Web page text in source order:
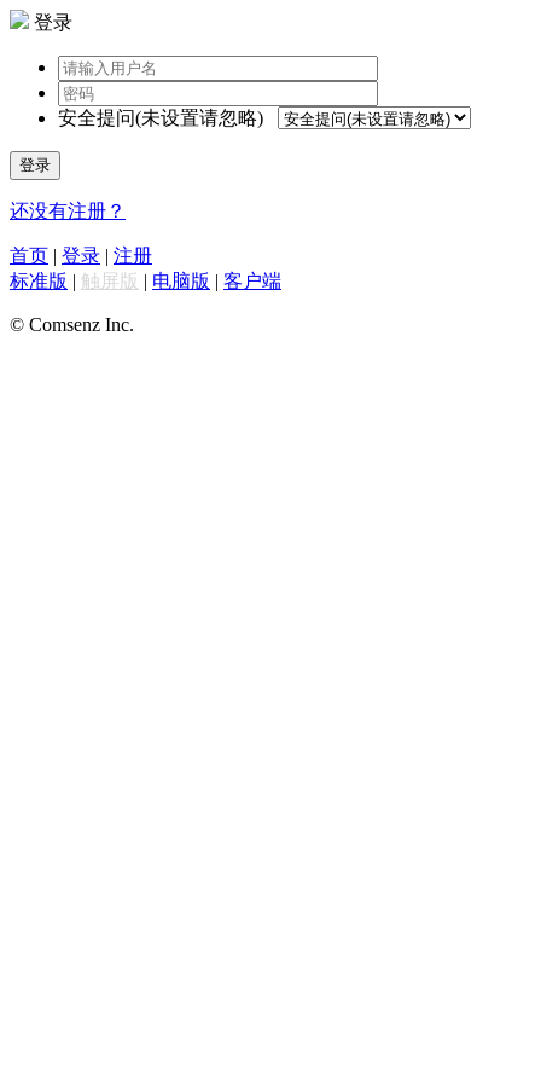
登录
安全提问(未设置请忽略)
登录
还没有注册？
首页 | 登录 | 注册
标准版 | 触屏版 | 电脑版 | 客户端
© Comsenz Inc.